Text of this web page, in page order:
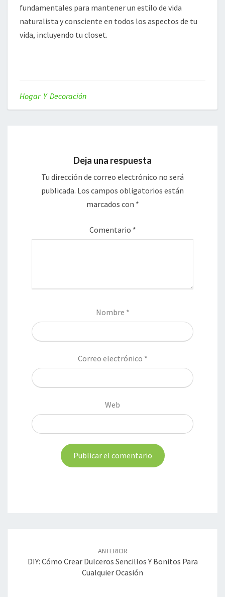
fundamentales para mantener un estilo de vida
naturalista y consciente en todos los aspectos de tu
vida, incluyendo tu closet.
Hogar Y Decoración
Deja una respuesta
Tu dirección de correo electrónico no será
publicada. Los campos obligatorios están
marcados con *
Comentario *
Nombre *
Correo electrónico *
Web
entradas
ANTERIOR
DIY: Cómo Crear Dulceros Sencillos Y Bonitos Para
Cualquier Ocasión